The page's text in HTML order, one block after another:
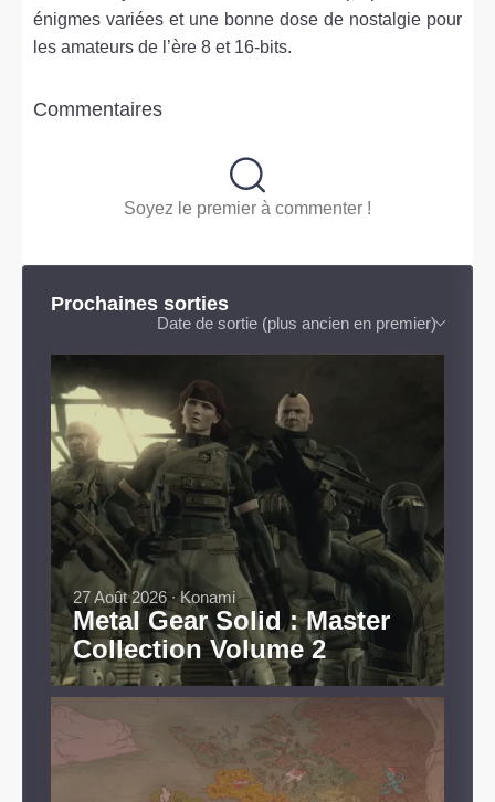
énigmes variées et une bonne dose de nostalgie pour
les amateurs de l’ère 8 et 16-bits.
Commentaires
Soyez le premier à commenter !
Prochaines sorties
Date de sortie (plus ancien en premier)
Metal Gear Solid : Master
Collection Volume 2
27 Août 2026 ∙ Konami